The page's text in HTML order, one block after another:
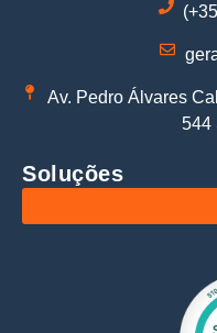
Av. Pedro Álvares
544
Soluções